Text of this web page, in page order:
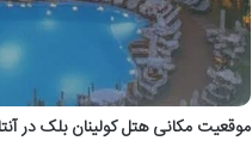
موقعیت مکانی هتل کولینان بلک در